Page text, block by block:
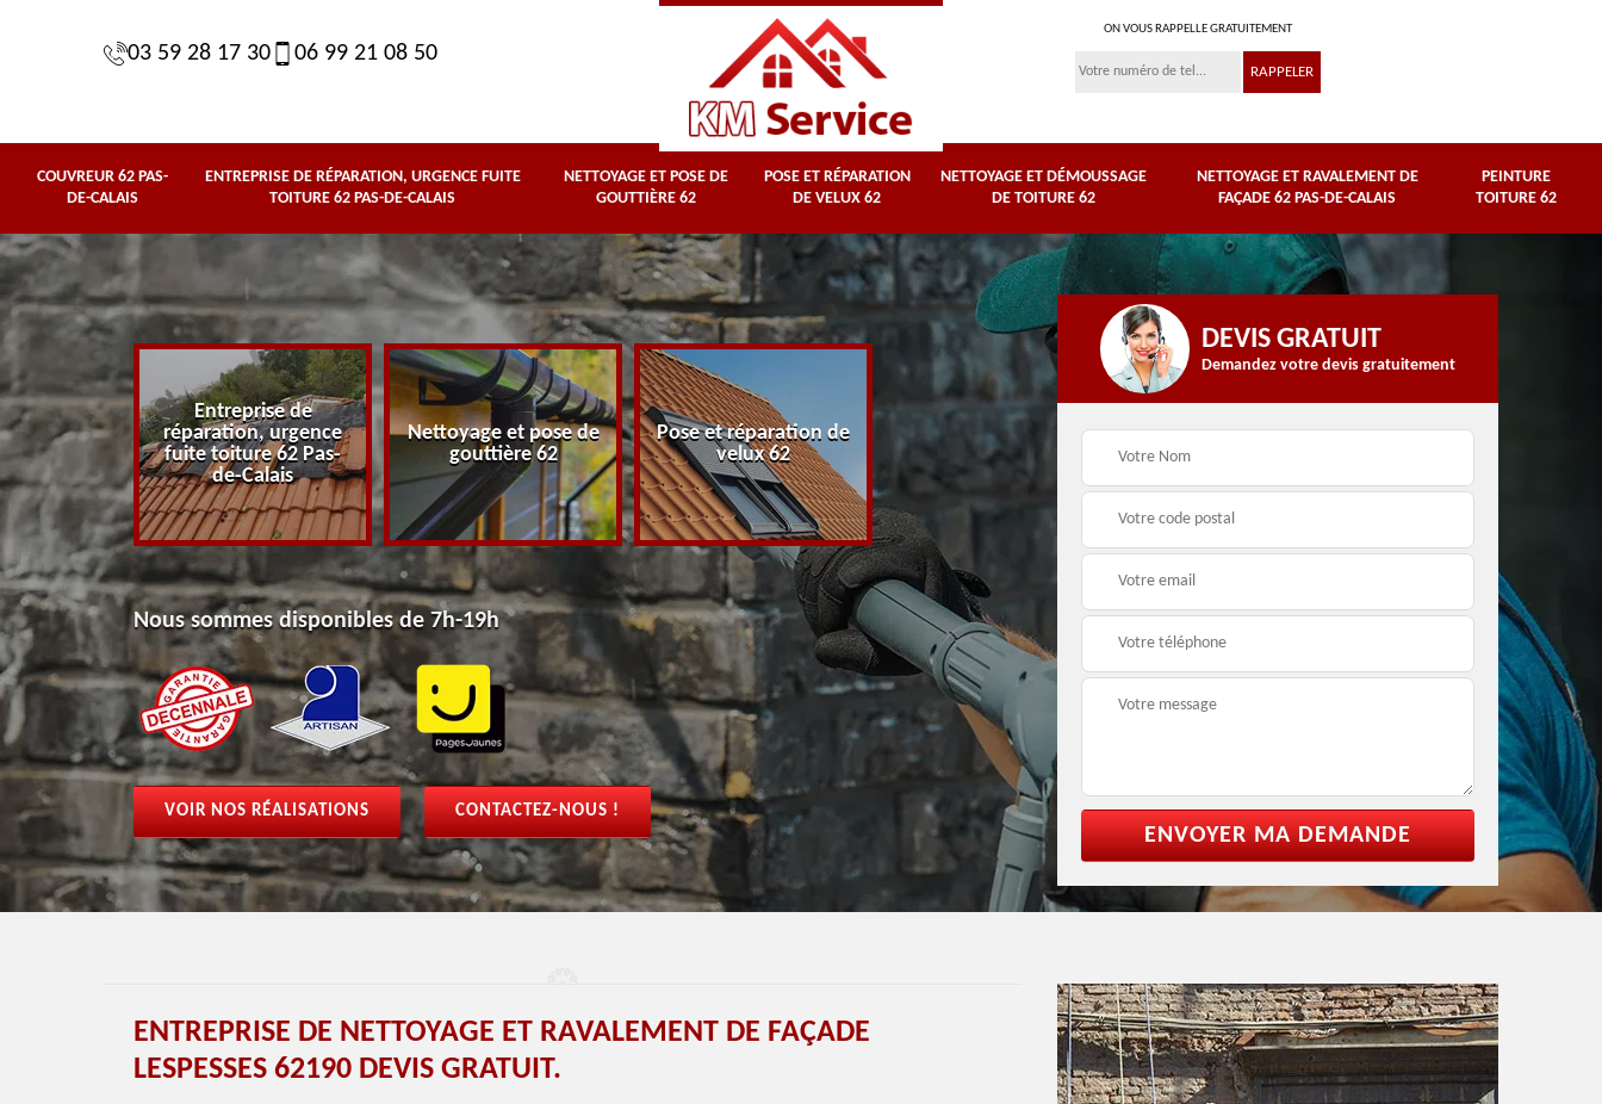
03 59 28 17 30 06 99 21 08 50
ON VOUS RAPPELLE GRATUITEMENT
COUVREUR 62 PAS-
DE-CALAIS
ENTREPRISE DE RÉPARATION, URGENCE FUITE
TOITURE 62 PAS-DE-CALAIS
NETTOYAGE ET POSE DE
GOUTTIÈRE 62
POSE ET RÉPARATION
DE VELUX 62
NETTOYAGE ET DÉMOUSSAGE
DE TOITURE 62
NETTOYAGE ET RAVALEMENT DE
FAÇADE 62 PAS-DE-CALAIS
PEINTURE
TOITURE 62
Pas-de-
Entreprise de
réparation, urgence
fuite toiture 62 Pas-
de-Calais
Nettoyage et pose de
gouttière 62
Pose et réparation de
velux 62
Nettoyage et
démoussage de
toiture 62
62 Pas-de-Calais
Nous sommes disponibles de 7h-19h
VOIR NOS RÉALISATIONS CONTACTEZ-NOUS !
DEVIS GRATUIT
Demandez votre devis gratuitement
ENTREPRISE DE NETTOYAGE ET RAVALEMENT DE FAÇADE
LESPESSES 62190 DEVIS GRATUIT.